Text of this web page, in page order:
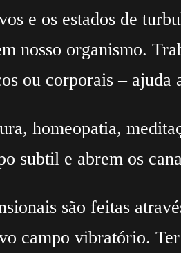
e os estados de
nosso organismo.
ou corporais – ajuda
homeopatia,
subtil e abrem os
são feitas
campo vibratório.